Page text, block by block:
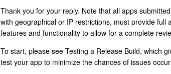
Thank you for your reply. Note that all apps
with geographical or IP restrictions, must provide full
features and functionality to allow for a complete
To start, please see Testing a Release Build, which
test your app to minimize the chances of issues